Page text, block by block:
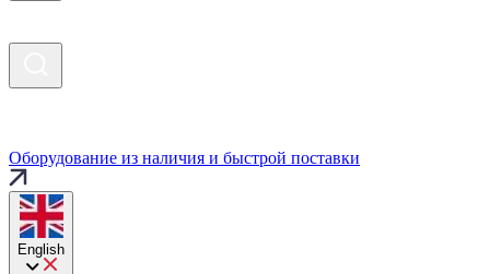
Оборудование из наличия и быстрой поставки
English